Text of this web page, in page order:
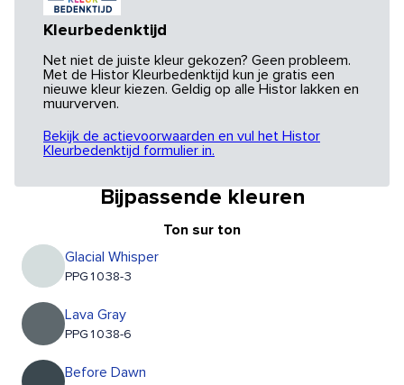
Kleurbedenktijd
Net niet de juiste kleur gekozen? Geen probleem.
Met de Histor Kleurbedenktijd kun je gratis een
nieuwe kleur kiezen. Geldig op alle Histor lakken en
muurverven.
Bekijk de actievoorwaarden en vul het Histor
Kleurbedenktijd formulier in.
Bijpassende kleuren
Ton sur ton
Glacial Whisper
PPG1038-3
Lava Gray
PPG1038-6
Before Dawn